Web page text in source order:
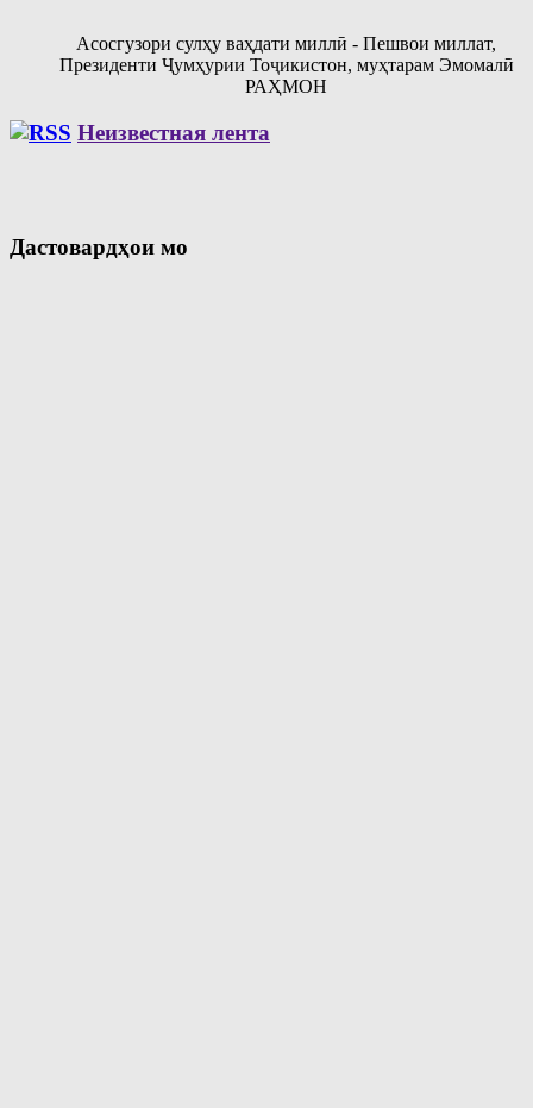
Асосгузори сулҳу ваҳдати миллӣ - Пешвои миллат,
Президенти Ҷумҳурии Тоҷикистон, муҳтарам Эмомалӣ
РАҲМОН
Неизвестная лента
Дастовардҳои мо